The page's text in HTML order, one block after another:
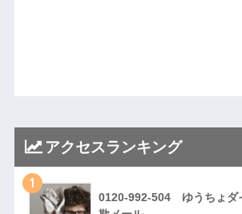
アクセスランキング
1
0120-992-504 ゆうちょダ